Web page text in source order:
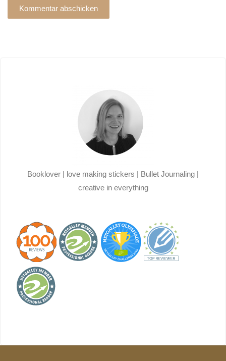
Booklover | love making stickers | Bullet Journaling |
creative in everything